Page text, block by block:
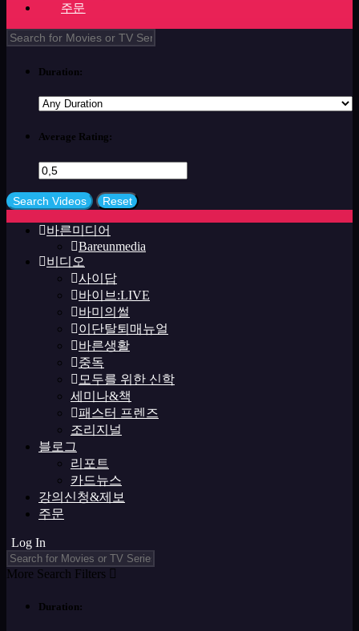
주문
Duration:
Average Rating:
바른미디어
Bareunmedia
비디오
사이답
바이브:LIVE
바미의썰
이단탈퇴매뉴얼
바른생활
중독
모두를 위한 신학
세미나&책
패스터 프렌즈
조리지널
블로그
리포트
카드뉴스
강의신청&제보
주문
Log In
More Search Filters
Duration: